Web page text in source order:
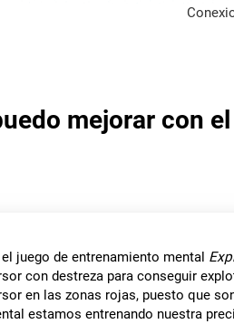
mejorar con
el juego de entrenamiento mental
con destreza para conseguir
en las zonas rojas, puesto que
estamos entrenando nuestra